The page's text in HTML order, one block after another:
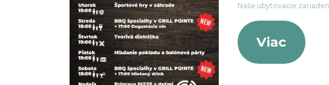
Naše ubytovacie
Viac